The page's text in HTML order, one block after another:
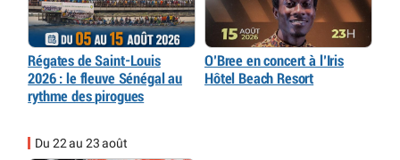
Régates de Saint-Louis
2026 : le fleuve Sénégal au
rythme des pirogues
O’Bree en concert à l’Iris
Hôtel Beach Resort
Du 22 au 23 août